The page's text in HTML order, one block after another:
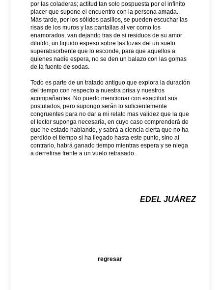
por las coladeras; actitud tan solo pospuesta por el infinito
placer que supone el encuentro con la persona amada.
Más tarde, por los sólidos pasillos, se pueden escuchar las
risas de los muros y las pantallas al ver como los
enamorados, van dejando tras de si residuos de su amor
diluido, un liquido espeso sobre las lozas del un suelo
superabsorbente que lo esconde, para que aquellos a
quienes nadie espera, no se den un balazo con las gomas
de la fuente de sodas.
Todo es parte de un tratado antiguo que explora la duración
del tiempo con respecto a nuestra prisa y nuestros
acompañantes. No puedo mencionar con exactitud sus
postulados, pero supongo serán lo suficientemente
congruentes para no dar a mi relato mas validez que la que
el lector suponga necesaria, en cuyo caso comprenderá de
que he estado hablando, y sabrá a ciencia cierta que no ha
perdido el tiempo si ha llegado hasta este punto, sino al
contrario, habrá ganado tiempo mientras espera y se niega
a derretirse frente a un vuelo retrasado.
EDEL JUÁREZ
regresar